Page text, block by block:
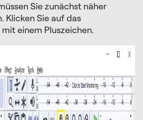
Sie zunächst näher
Klicken Sie auf das
einem Pluszeichen.